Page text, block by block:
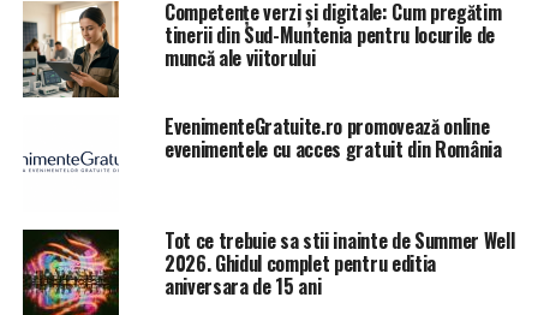
putea cauza mari probleme lui Klaus Iohannis care s-ar
putea treci fără al doilea mandat.
Iată rezultatele sondajului Avangarde, prezentat la
Alegeri pentru Parlamentul European
PSD – 33%
PNL – 23%
Competențe verzi și digitale: Cum pregătim
tinerii din Sud-Muntenia pentru locurile de
muncă ale viitorului
EvenimenteGratuite.ro promovează online
evenimentele cu acces gratuit din România
Tot ce trebuie sa stii inainte de Summer Well
2026. Ghidul complet pentru editia
aniversara de 15 ani